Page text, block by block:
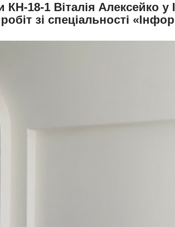
18-1 Віталія Алексейко у
зі спеціальності